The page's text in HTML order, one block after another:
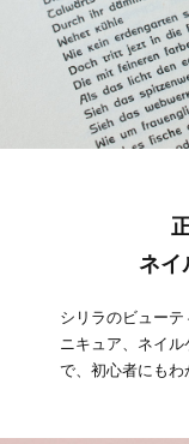
ネイ
シリラのビュー
ニキュア、ネイ
で、初心者にもわ